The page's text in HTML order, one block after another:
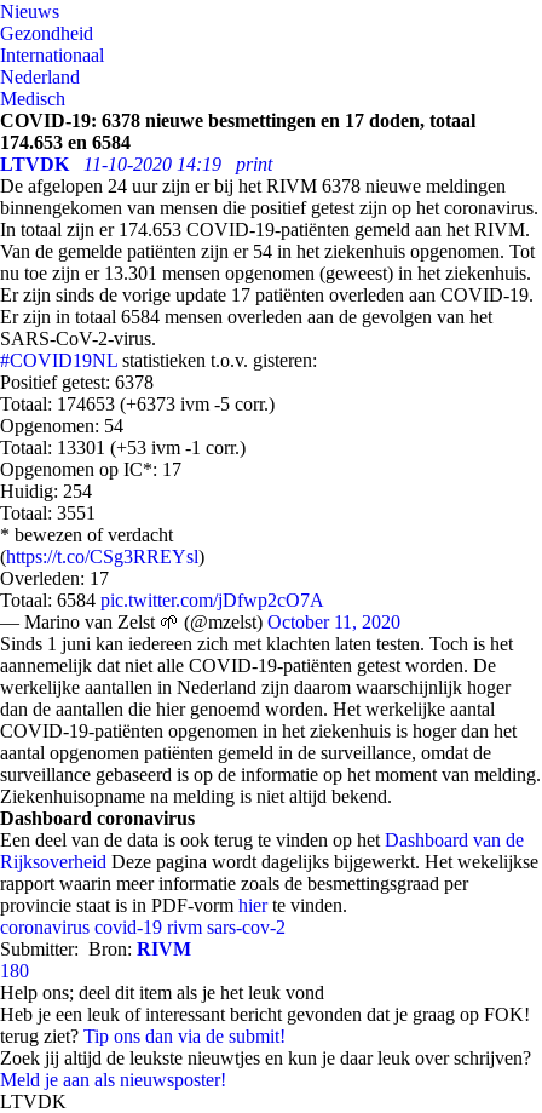
Nieuws
Gezondheid
Internationaal
Nederland
Medisch
COVID-19: 6378 nieuwe besmettingen en 17 doden, totaal
174.653 en 6584
LTVDK
11-10-2020 14:19
print
De afgelopen 24 uur zijn er bij het RIVM 6378 nieuwe meldingen
binnengekomen van mensen die positief getest zijn op het coronavirus.
In totaal zijn er 174.653 COVID-19-patiënten gemeld aan het RIVM.
Van de gemelde patiënten zijn er 54 in het ziekenhuis opgenomen. Tot
nu toe zijn er 13.301 mensen opgenomen (geweest) in het ziekenhuis.
Er zijn sinds de vorige update 17 patiënten overleden aan COVID-19.
Er zijn in totaal 6584 mensen overleden aan de gevolgen van het
SARS-CoV-2-virus.
#COVID19NL statistieken t.o.v. gisteren:
Positief getest: 6378
Totaal: 174653 (+6373 ivm -5 corr.)
Opgenomen: 54
Totaal: 13301 (+53 ivm -1 corr.)
Opgenomen op IC*: 17
Huidig: 254
Totaal: 3551
* bewezen of verdacht
(https://t.co/CSg3RREYsl)
Overleden: 17
Totaal: 6584 pic.twitter.com/jDfwp2cO7A
— Marino van Zelst 🌱 (@mzelst) October 11, 2020
Sinds 1 juni kan iedereen zich met klachten laten testen. Toch is het
aannemelijk dat niet alle COVID-19-patiënten getest worden. De
werkelijke aantallen in Nederland zijn daarom waarschijnlijk hoger
dan de aantallen die hier genoemd worden. Het werkelijke aantal
COVID-19-patiënten opgenomen in het ziekenhuis is hoger dan het
aantal opgenomen patiënten gemeld in de surveillance, omdat de
surveillance gebaseerd is op de informatie op het moment van melding.
Ziekenhuisopname na melding is niet altijd bekend.
Dashboard coronavirus
Een deel van de data is ook terug te vinden op het Dashboard van de
Rijksoverheid Deze pagina wordt dagelijks bijgewerkt. Het wekelijkse
rapport waarin meer informatie zoals de besmettingsgraad per
provincie staat is in PDF-vorm hierte vinden.
coronavirus covid-19 rivm sars-cov-2
Submitter: Bron: RIVM
180
Help ons; deel dit item als je het leuk vond
Heb je een leuk of interessant bericht gevonden dat je graag op FOK!
terug ziet? Tip ons dan via de submit!
Zoek jij altijd de leukste nieuwtjes en kun je daar leuk over schrijven?
Meld je aan als nieuwsposter!
LTVDK